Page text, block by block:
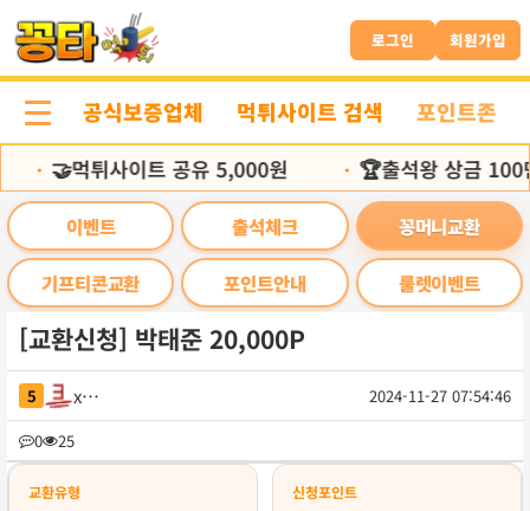
문
로
로그인 회원가입
공식보증업체 먹튀사이트 검색 포인트존
🤝먹튀사이트 공유 5,000원 🏆출석왕 상금 100
이벤트 출석체크 꽁머니교환
기프티콘교환 포인트안내 룰렛이벤트
[교환신청] 박태준 20,000P
5 xvxv
2024-11-27 07:54:46
0
25
록
교환유형 신청포인트